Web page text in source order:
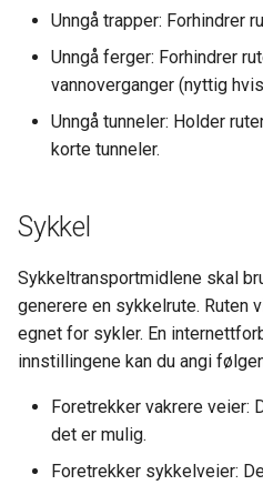
Unngå trapper: Forhindrer
Unngå ferger: Forhindrer
vannoverganger (nyttig
Unngå tunneler: Holder
korte tunneler.
Sykkel
Sykkeltransportmidlene skal
generere en sykkelrute. Ruten
egnet for sykler. En
innstillingene kan du angi
Foretrekker vakrere veier:
det er mulig.
Foretrekker sykkelveier: